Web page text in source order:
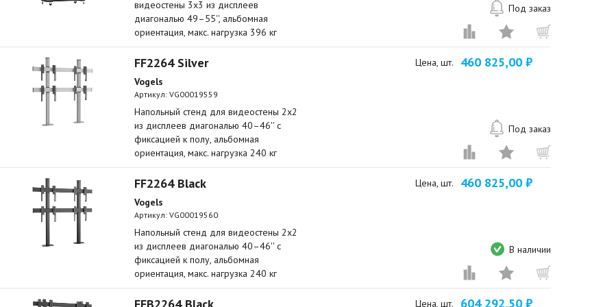
видеостены 3х3 из дисплеев
диагональю 49–55'', альбомная
ориентация, макс. нагрузка 396 кг
Под заказ
FF2264 Silver
Vogels
Артикул: VG00019559
Напольный стенд для видеостены 2х2
из дисплеев диагональю 40–46'' с
фиксацией к полу, альбомная
ориентация, макс. нагрузка 240 кг
Цена, шт. 460 825,00 ₽
Под заказ
FF2264 Black
Vogels
Артикул: VG00019560
Напольный стенд для видеостены 2х2
из дисплеев диагональю 40–46'' с
фиксацией к полу, альбомная
ориентация, макс. нагрузка 240 кг
Цена, шт. 460 825,00 ₽
В наличии
Цена, шт. 604 292,50 ₽